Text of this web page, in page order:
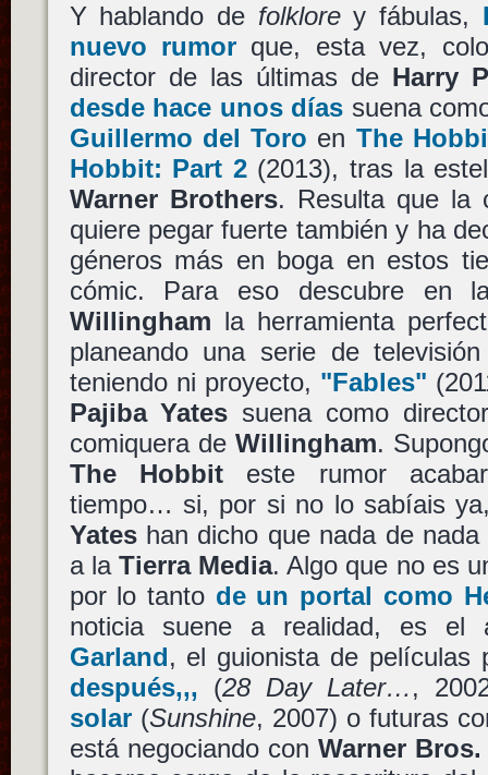
Y hablando de folklorey fábulas,
nuevo rumorque, esta vez,
director de las últimas de Harry
desde hace unos días suena
Guillermo del Toro en The
Hobbit: Part 2(2013), tras la
Warner Brothers. Resulta que la
quiere pegar fuerte también y ha
géneros más en boga en estos
cómic. Para eso descubre en
Willingham la herramienta
planeando una serie de
teniendo ni proyecto, "Fables"
Pajiba Yates suena como
comiquera de Willingham.
The Hobbiteste rumor
tiempo… si, por si no lo sabíais
Yateshan dicho que nada de nada
a la Tierra Media. Algo que no es
por lo tanto de un portal como
noticia suene a realidad, es
Garland, el guionista de películas
después,,, (28 Day Later… ,
solar(Sunshine, 2007) o futuras
está negociando con Warner Bros.